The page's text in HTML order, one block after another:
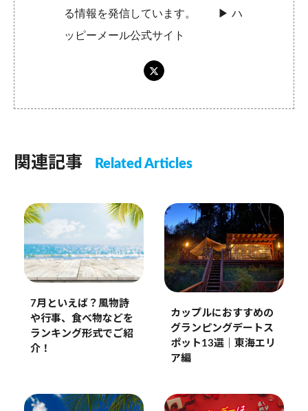
る情報を発信しています。 ▶︎ハ
ッピーメール公式サイト
関連記事 Related Articles
7月といえば？風物詩
や行事、食べ物などを
ランキング形式でご紹
介！
カップルにおすすめの
グランピングデートス
ポット13選｜東海エリ
ア編